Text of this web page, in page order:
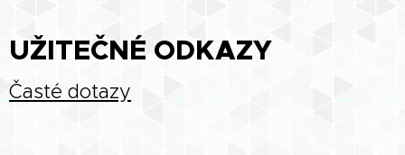
UŽITEČNÉ ODKAZY
Časté dotazy